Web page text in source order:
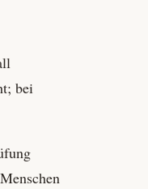
bei